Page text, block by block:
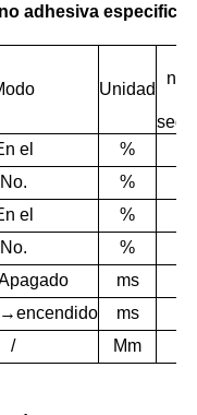
adhesiva
Unidad
el %
No.
%
el %
No.
%
ms
ms
/ Mm